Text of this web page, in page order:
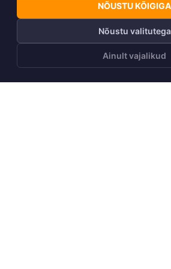
NÕUSTU KÕIGIGA
Nõustu valitutega
Ainult vajalikud